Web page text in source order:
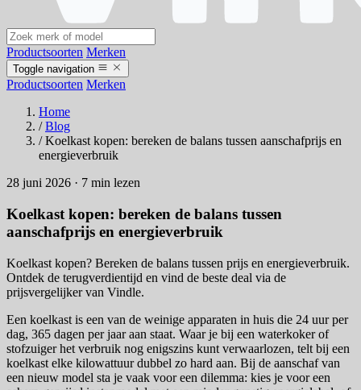
Productsoorten Merken
Toggle navigation
Productsoorten Merken
Home
/ Blog
/ Koelkast kopen: bereken de balans tussen aanschafprijs en
energieverbruik
28 juni 2026 · 7 min lezen
Koelkast kopen: bereken de balans tussen
aanschafprijs en energieverbruik
Koelkast kopen? Bereken de balans tussen prijs en energieverbruik.
Ontdek de terugverdientijd en vind de beste deal via de
prijsvergelijker van Vindle.
Een koelkast is een van de weinige apparaten in huis die 24 uur per
dag, 365 dagen per jaar aan staat. Waar je bij een waterkoker of
stofzuiger het verbruik nog enigszins kunt verwaarlozen, telt bij een
koelkast elke kilowattuur dubbel zo hard aan. Bij de aanschaf van
een nieuw model sta je vaak voor een dilemma: kies je voor een